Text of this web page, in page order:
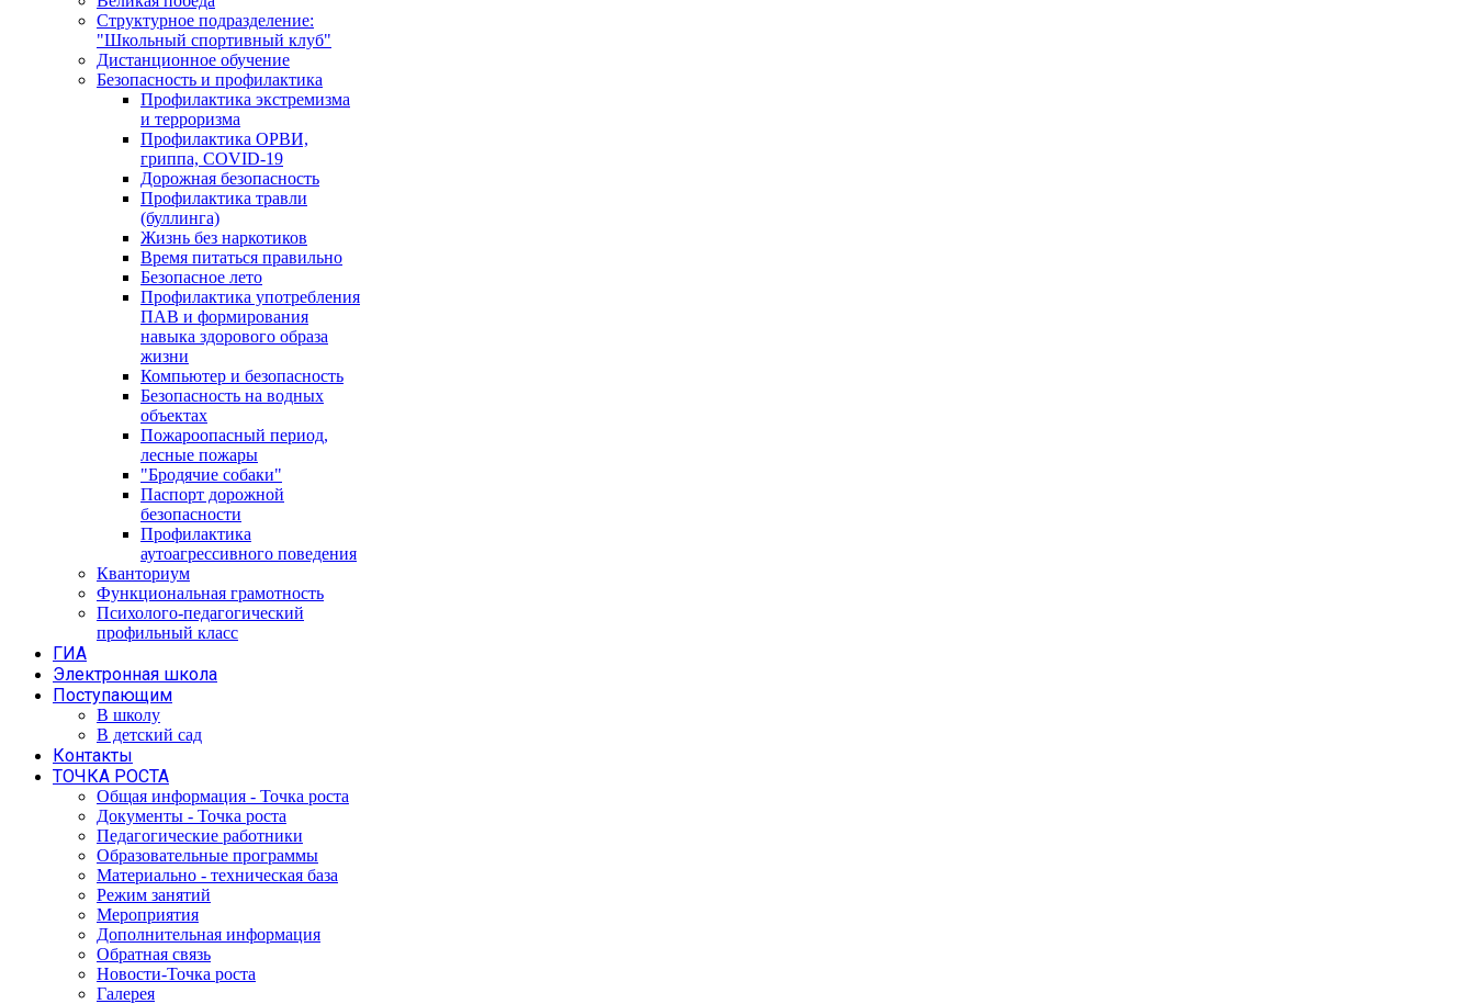
Структурное подразделение:
"Школьный спортивный клуб"
Дистанционное обучение
Безопасность и профилактика
Профилактика экстремизма
и терроризма
Профилактика ОРВИ,
гриппа, COVID-19
Дорожная безопасность
Профилактика травли
(буллинга)
Жизнь без наркотиков
Время питаться правильно
Безопасное лето
Профилактика употребления
ПАВ и формирования
навыка здорового образа
жизни
Компьютер и безопасность
Безопасность на водных
объектах
Пожароопасный период,
лесные пожары
"Бродячие собаки"
Паспорт дорожной
безопасности
Профилактика
аутоагрессивного поведения
Кванториум
Функциональная грамотность
Психолого-педагогический
профильный класс
ГИА
Электронная школа
Поступающим
В школу
В детский сад
Контакты
ТОЧКА РОСТА
Общая информация - Точка роста
Документы - Точка роста
Педагогические работники
Образовательные программы
Материально - техническая база
Режим занятий
Мероприятия
Дополнительная информация
Обратная связь
Новости-Точка роста
Галерея